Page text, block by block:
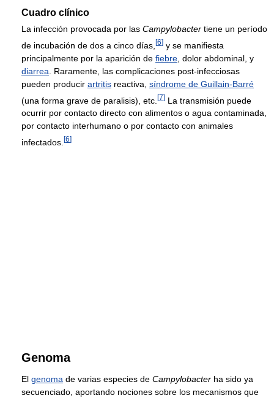
Cuadro clínico
La infección provocada por las Campylobacter tiene un período
de incubación de dos a cinco días, [6] y se manifiesta
principalmente por la aparición de fiebre , dolor abdominal, y
diarrea . Raramente, las complicaciones post-infecciosas
pueden producir artritis reactiva, síndrome de Guillain-Barré
(una forma grave de paralisis), etc. [7] La transmisión puede
ocurrir por contacto directo con alimentos o agua contaminada,
por contacto interhumano o por contacto con animales
infectados. [6]
Genoma
El genoma de varias especies de Campylobacter ha sido ya
secuenciado, aportando nociones sobre los mecanismos que